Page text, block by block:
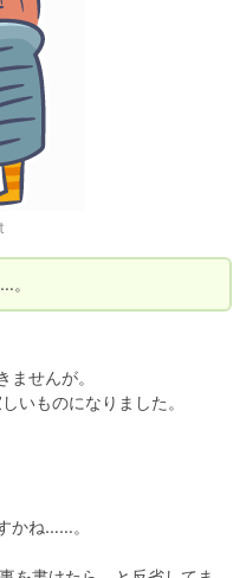
せんが。
いものになりました。
かね……。